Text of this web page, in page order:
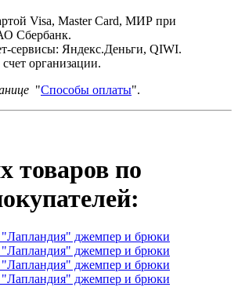
Visa, Master Card, МИР при
Сбербанк.
сервисы: Яндекс.Деньги, QIWI.
организации.
"Способы оплаты".
товаров по